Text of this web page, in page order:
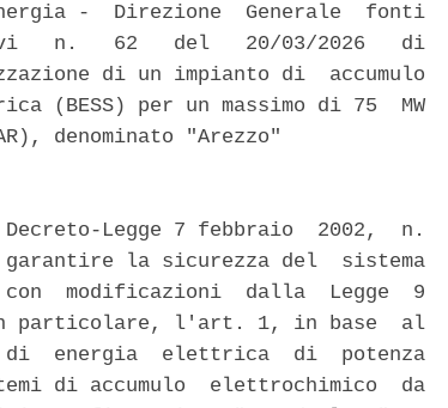
-  Direzione  Generale  fonti
n.   62   del   20/03/2026   di
di un impianto di  accumulo
(BESS) per un massimo di 75  MW
denominato "Arezzo"
Legge 7 febbraio  2002,  n.
garantire la sicurezza del  sistema
modificazioni  dalla  Legge  9
particolare, l'art. 1, in base  al
di  energia  elettrica  di  potenza
di accumulo  elettrochimico  da